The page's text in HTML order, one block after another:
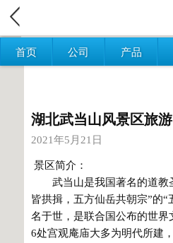
首页 公司 产品
湖北武当山风景区旅游
2021年5月21日
景区简介：
武当山是我国著名的道教
皆拱揖，五方仙岳共朝宗”的“
名于世，是联合国公布的世界
6处宫观庵庙大多为明代所建